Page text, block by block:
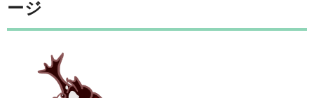
ージ